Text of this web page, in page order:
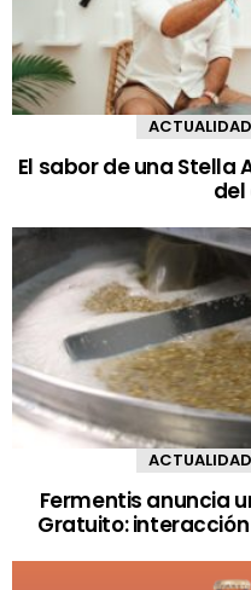
ACTUALIDAD
El sabor de una Stella
ACTUALIDAD
Fermentis anuncia
Gratuito: